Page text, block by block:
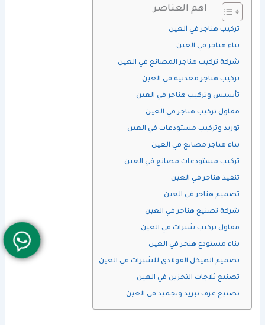
اهم العناصر
تركيب هناجر في العين
بناء هناجر في العين
شركة تركيب هناجر المصانع في العين
تركيب هناجر معدنية في العين
تأسيس وتركيب هناجر في العين
مقاول تركيب هناجر في العين
توريد وتركيب مستودعات في العين
بناء هناجر مصانع في العين
تركيب مستودعات مصانع في العين
تنفيذ هناجر في العين
تصميم هناجر في العين
شركة تصنيع هناجر في العين
مقاول تركيب شبرات في العين
بناء مستودع هنجر في العين
تصميم الهيكل الفولاذي للشبرات في العين
تصنيع ثلاجات التخزين في العين
تصنيع غرف تبريد وتجميد في العين